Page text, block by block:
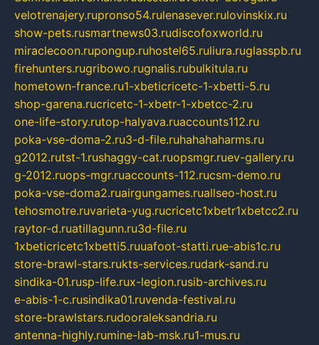
velotrenajery.rupronso54.rulenasever.rulovinskix.ru
show-pets.rusmartnews03.rudiscofoxworld.ru
miraclecoon.rupongup.ruhostel65.ruliura.ruglasspb.ru
firehunters.rugribowo.rugnalis.rubulkitula.ru
hometown-france.ru1-xbeticricetc-1-xbetti-5.ru
shop-garena.rucricetc-1-xbetr-1-xbetcc-2.ru
one-life-story.rutop-halyava.ruaccounts112.ru
poka-vse-doma-2.ru3-d-file.ruhahahaharms.ru
g2012.rutst-1.rushaggy-cat.ruopsmgr.ruev-gallery.ru
g-2012.ruops-mgr.ruaccounts-112.rucsm-demo.ru
poka-vse-doma2.ruairgungames.ruallseo-host.ru
tehosmotre.ruvarieta-yug.rucricetc1xbetr1xbetcc2.ru
raytor-d.ruatillagunn.ru3d-file.ru
1xbeticricetc1xbetti5.ruuafoot-statti.rue-abis1c.ru
store-brawl-stars.rukts-services.rudark-sand.ru
sindika-01.rusp-life.rux-legion.rusib-archives.ru
e-abis-1-c.rusindika01.ruvenda-festival.ru
store-brawlstars.rudooraleksandria.ru
antenna-highly.rumine-lab-msk.ru1-mus.ru